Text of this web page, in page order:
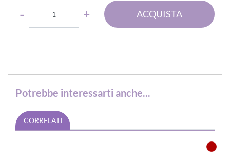
Quantità
ACQUISTA
Potrebbe interessarti anche...
CORRELATI